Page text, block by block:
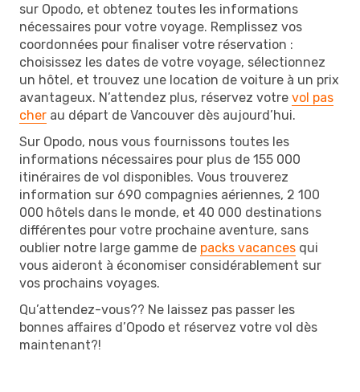
sur Opodo, et obtenez toutes les informations
nécessaires pour votre voyage. Remplissez vos
coordonnées pour finaliser votre réservation :
choisissez les dates de votre voyage, sélectionnez
un hôtel, et trouvez une location de voiture à un prix
avantageux. N’attendez plus, réservez votre vol pas
cher au départ de Vancouver dès aujourd’hui.
Sur Opodo, nous vous fournissons toutes les
informations nécessaires pour plus de 155 000
itinéraires de vol disponibles. Vous trouverez
information sur 690 compagnies aériennes, 2 100
000 hôtels dans le monde, et 40 000 destinations
différentes pour votre prochaine aventure, sans
oublier notre large gamme de packs vacances qui
vous aideront à économiser considérablement sur
vos prochains voyages.
Qu’attendez-vous?? Ne laissez pas passer les
bonnes affaires d’Opodo et réservez votre vol dès
maintenant?!